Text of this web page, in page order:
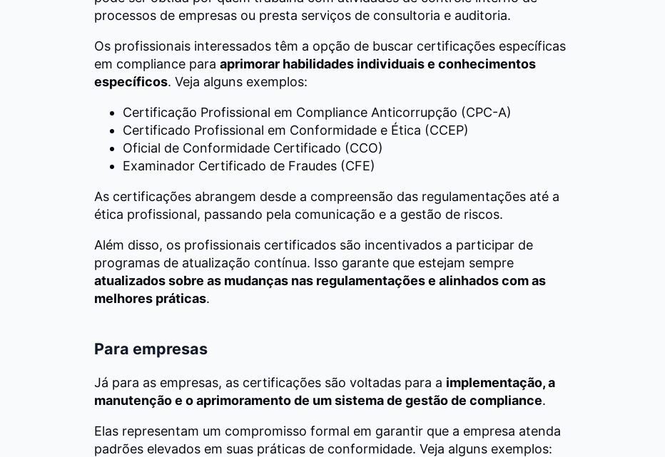
processos de empresas ou presta serviços de consultoria e auditoria.
Os profissionais interessados têm a opção de buscar certificações específicas
em compliance para aprimorar habilidades individuais e conhecimentos
específicos. Veja alguns exemplos:
Certificação Profissional em Compliance Anticorrupção (CPC-A)
Certificado Profissional em Conformidade e Ética (CCEP)
Oficial de Conformidade Certificado (CCO)
Examinador Certificado de Fraudes (CFE)
As certificações abrangem desde a compreensão das regulamentações até a
ética profissional, passando pela comunicação e a gestão de riscos.
Além disso, os profissionais certificados são incentivados a participar de
programas de atualização contínua. Isso garante que estejam sempre
atualizados sobre as mudanças nas regulamentações e alinhados com as
melhores práticas.
Para empresas
Já para as empresas, as certificações são voltadas para a implementação, a
manutenção e o aprimoramento de um sistema de gestão de compliance.
Elas representam um compromisso formal em garantir que a empresa atenda
padrões elevados em suas práticas de conformidade. Veja alguns exemplos: